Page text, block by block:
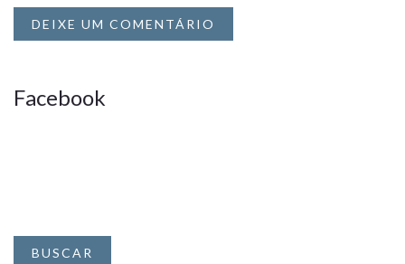
DEIXE UM COMENTÁRIO
Facebook
BUSCAR